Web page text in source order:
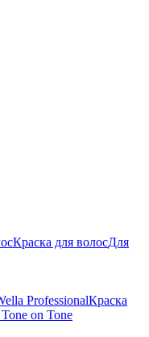
Краска для волосДля
ProfessionalКраска
on Tone